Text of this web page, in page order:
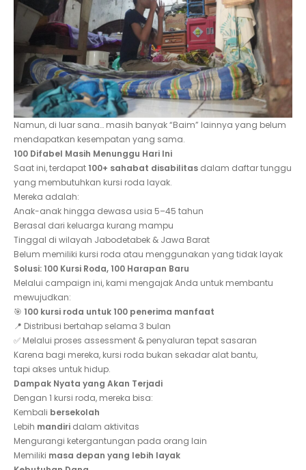
Namun, di luar sana… masih banyak “Baim” lainnya yang belum
mendapatkan kesempatan yang sama.
100 Difabel Masih Menunggu Hari Ini
Saat ini, terdapat 100+ sahabat disabilitas dalam daftar tunggu
yang membutuhkan kursi roda layak.
Mereka adalah:
Anak-anak hingga dewasa usia 5–45 tahun
Berasal dari keluarga kurang mampu
Tinggal di wilayah Jabodetabek & Jawa Barat
Belum memiliki kursi roda atau menggunakan yang tidak layak
Solusi: 100 Kursi Roda, 100 Harapan Baru
Melalui campaign ini, kami mengajak Anda untuk membantu
mewujudkan:
🎯 100 kursi roda untuk 100 penerima manfaat
📍 Distribusi bertahap selama 3 bulan
✅ Melalui proses assessment & penyaluran tepat sasaran
Karena bagi mereka, kursi roda bukan sekadar alat bantu,
tapi akses untuk hidup.
Dampak Nyata yang Akan Terjadi
Dengan 1 kursi roda, mereka bisa:
Kembali bersekolah
Lebih mandiri dalam aktivitas
Mengurangi ketergantungan pada orang lain
Memiliki masa depan yang lebih layak